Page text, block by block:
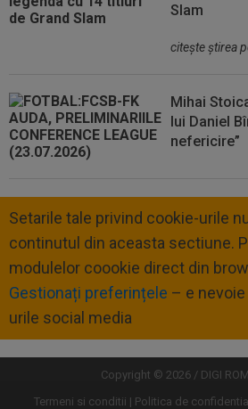
Slam
citeşte ştirea
Mihai
lui Daniel
nefericire”
Setarile tale privind cookie-urile
continutul din aceasta sectiune.
modulelor coookie direct din
Gestionați preferințele – e
urile social media
Copyright © 2026 / DIGI
Termeni si conditii
Politica de